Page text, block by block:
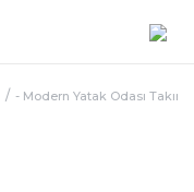
- Modern Yatak Odası Takımı